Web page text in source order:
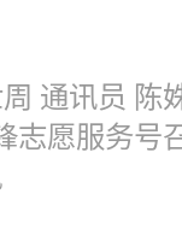
通讯员
志愿服务号